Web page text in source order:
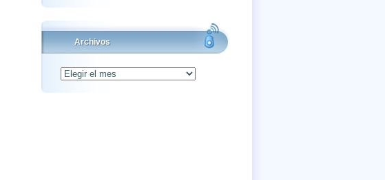
Archivos
Archivos